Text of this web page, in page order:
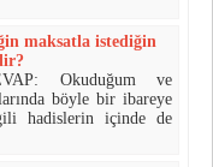
maksatla istediğin
Okuduğum ve
böyle bir ibareye
hadislerin içinde de